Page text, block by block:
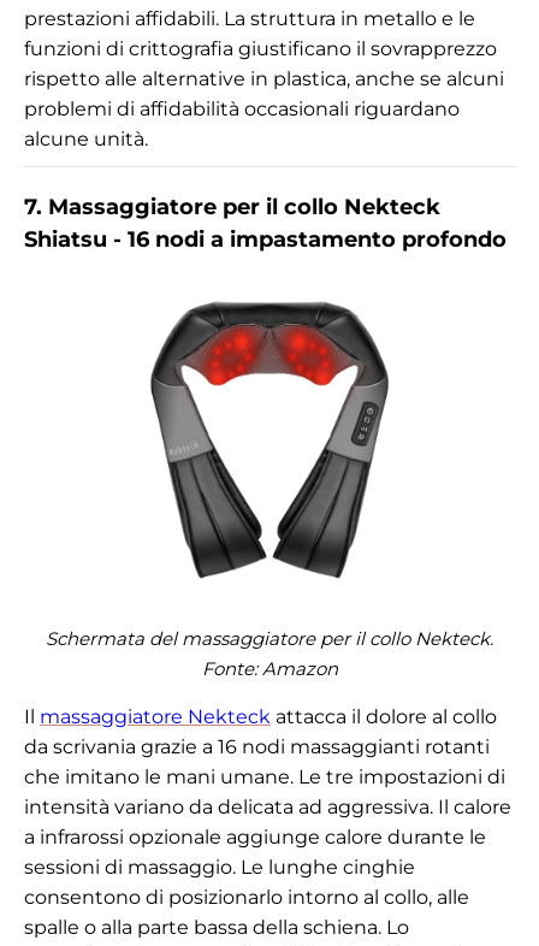
prestazioni affidabili. La struttura in metallo e le
funzioni di crittografia giustificano il sovrapprezzo
rispetto alle alternative in plastica, anche se alcuni
problemi di affidabilità occasionali riguardano
alcune unità.
7. Massaggiatore per il collo Nekteck
Shiatsu - 16 nodi a impastamento profondo
Schermata del massaggiatore per il collo Nekteck.
Fonte: Amazon
Il massaggiatore Nekteck attacca il dolore al collo
da scrivania grazie a 16 nodi massaggianti rotanti
che imitano le mani umane. Le tre impostazioni di
intensità variano da delicata ad aggressiva. Il calore
a infrarossi opzionale aggiunge calore durante le
sessioni di massaggio. Le lunghe cinghie
consentono di posizionarlo intorno al collo, alle
spalle o alla parte bassa della schiena. Lo